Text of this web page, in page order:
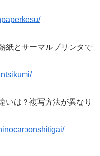
紙とサーマルプリンタで
いは？複写方法が異なり